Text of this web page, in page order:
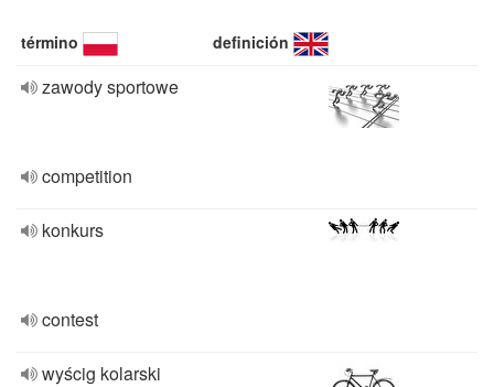
término definición
zawody sportowe
competition
konkurs
contest
wyścig kolarski